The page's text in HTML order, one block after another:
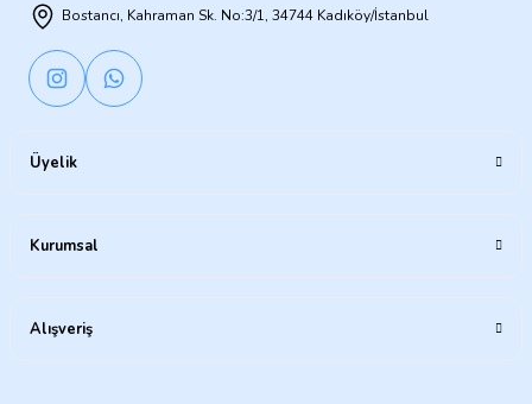
Bostancı, Kahraman Sk. No:3/1, 34744 Kadıköy/İstanbul
Üyelik
Kurumsal
Alışveriş